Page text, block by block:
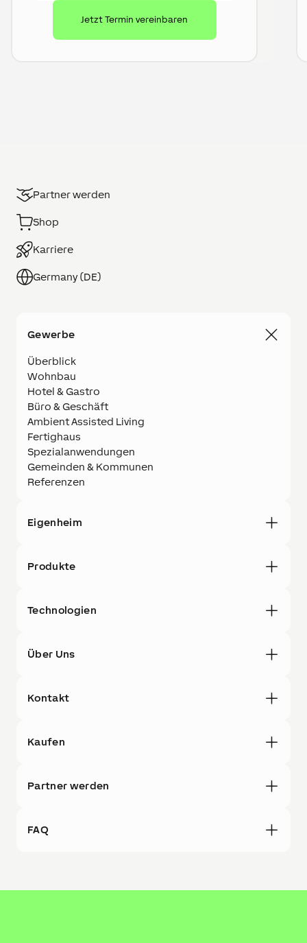
Jetzt Termin vereinbaren
Partner werden
Shop
Karriere
Germany (DE)
Gewerbe
Überblick
Wohnbau
Hotel & Gastro
Büro & Geschäft
Ambient Assisted Living
Fertighaus
Spezialanwendungen
Gemeinden & Kommunen
Referenzen
Eigenheim
Produkte
Technologien
Über Uns
Kontakt
Kaufen
Partner werden
FAQ